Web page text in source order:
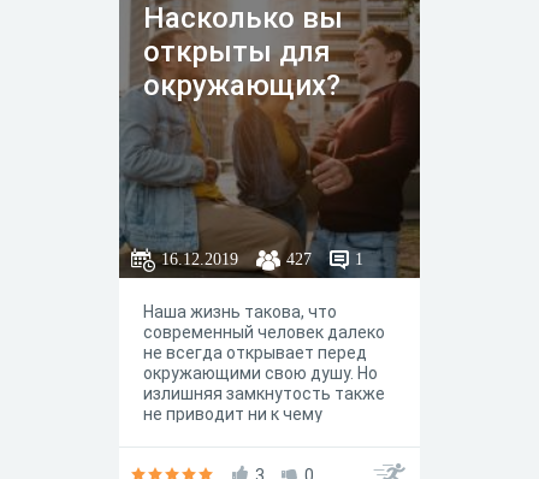
Насколько вы
открыты для
окружающих?
16.12.2019 427 1
Наша жизнь такова, что
современный человек далеко
не всегда открывает перед
окружающими свою душу. Но
излишняя замкнутость также
не приводит ни к чему